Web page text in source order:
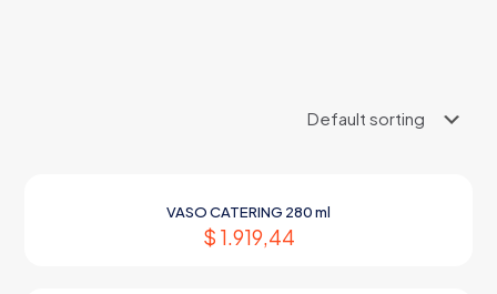
VASO CATERING 280 ml
$ 1.919,44